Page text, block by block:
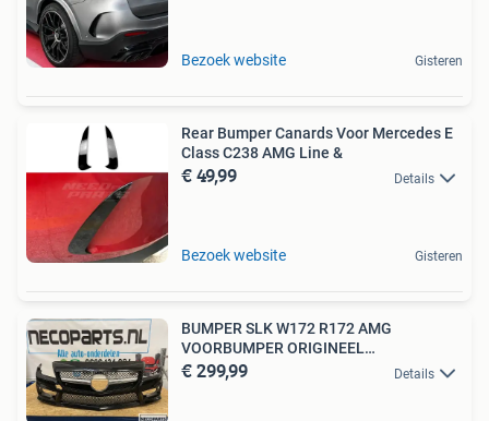
Bezoek website Gisteren
Rear Bumper Canards Voor Mercedes E
Class C238 AMG Line &
€ 49,99 Details
Bezoek website Gisteren
BUMPER SLK W172 R172 AMG
VOORBUMPER ORIGINEEL
A1728851523
€ 299,99 Details